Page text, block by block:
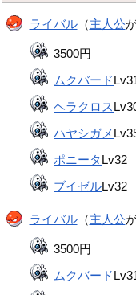
ライバル（主人公
3500円
ムクバード
ヘラクロス
ハヤシガメ
ポニータLv32
ブイゼルLv32
ライバル（主人公
3500円
ムクバード